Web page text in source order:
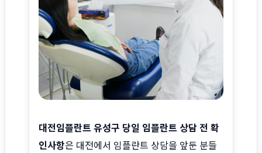
대전임플란트 유성구 당일 임플란트 상담 전 확
인사항은 대전에서 임플란트 상담을 앞둔 분들